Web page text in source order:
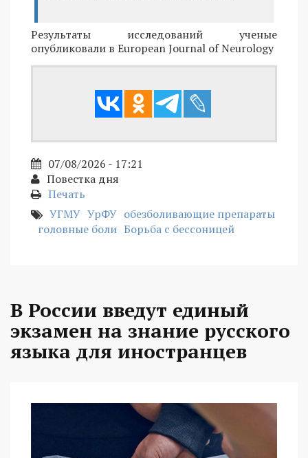
Результаты исследований ученые
опубликовали в European Journal of Neurology
07/08/2026 - 17:21
Повестка дня
Печать
УГМУ УрФУ обезболивающие препараты
головные боли Борьба с бессоницей
В России введут единый
экзамен на знание русского
языка для иностранцев